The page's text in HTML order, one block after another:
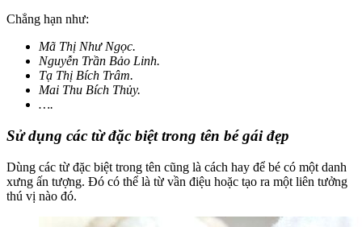
Chẳng hạn như:
Mã Thị Như Ngọc.
Nguyễn Trần Bảo Linh.
Tạ Thị Bích Trâm.
Mai Thu Bích Thủy.
….
Sử dụng các từ đặc biệt trong tên bé gái đẹp
Dùng các từ đặc biệt trong tên cũng là cách hay để bé có một danh
xưng ấn tượng. Đó có thể là từ vần điệu hoặc tạo ra một liên tưởng
thú vị nào đó.